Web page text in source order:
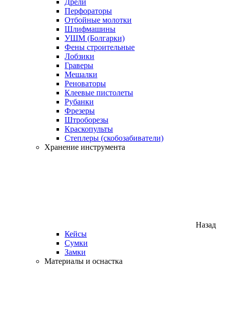
Дрели
Перфораторы
Отбойные молотки
Шлифмашины
УШМ (Болгарки)
Фены строительные
Лобзики
Граверы
Мешалки
Реноваторы
Клеевые пистолеты
Рубанки
Фрезеры
Штроборезы
Краскопульты
Степлеры (скобозабиватели)
Хранение инструмента
Назад
Кейсы
Сумки
Замки
Материалы и оснастка